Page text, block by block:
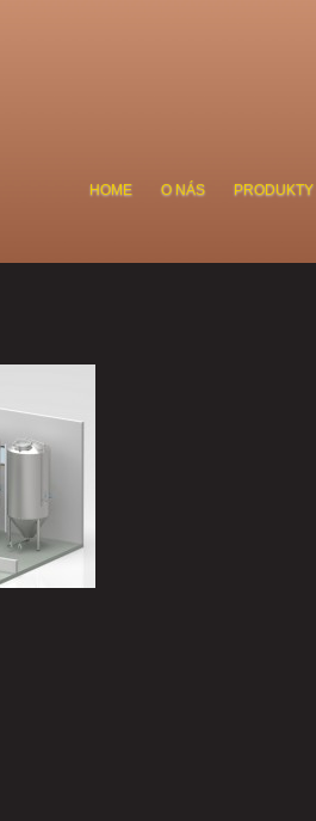
HOME O NÁS PRODUKTY